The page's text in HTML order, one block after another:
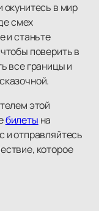
окунитесь в мир
смех
и станьте
поверить в
все границы и
этой
билеты на
и отправляйтесь
которое